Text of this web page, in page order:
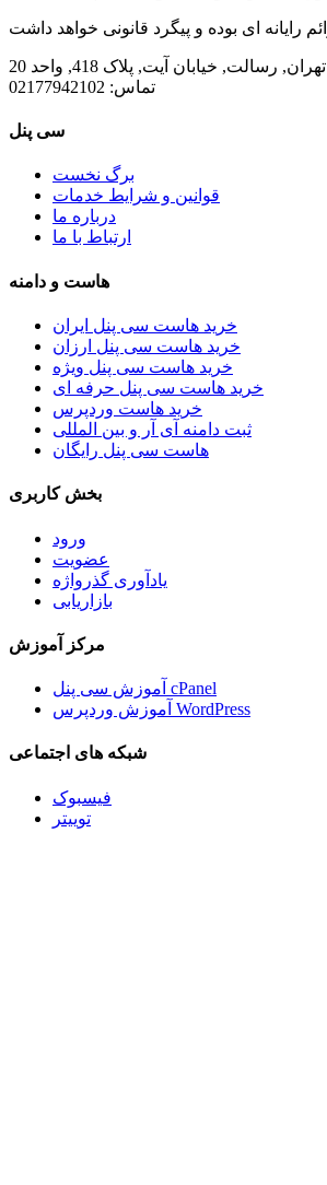
تهران, رسالت, خیابان آیت, پلاک 418, واحد 20
تماس:
سی پنل
برگ نخست
قوانین و شرایط خدمات
درباره ما
ارتباط با ما
هاست و دامنه
خرید هاست سی پنل ایران
خرید هاست سی پنل ارزان
خرید هاست سی پنل ویژه
خرید هاست سی پنل حرفه ای
خرید هاست وردپرس
ثبت دامنه آی آر و بین المللی
هاست سی پنل رایگان
بخش کاربری
ورود
عضویت
یادآوری گذرواژه
بازاریابی
مرکز آموزش
آموزش سی پنل cPanel
آموزش وردپرس WordPress
شبکه های اجتماعی
فیسبوک
توییتر